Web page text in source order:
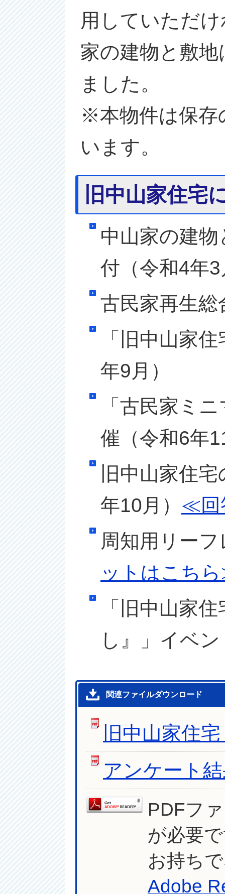
用していただ
家の建物と敷
ました。
※本物件は保存
います。
旧中山家住宅
中山家の建
付（令和4年
古民家再生総
「旧中山家
年9月）
「古民家ミ
催（令和6年
旧中山家住
年10月） ≪回
周知用リー
ットはこち
「旧中山家
し』」イベ
関連ファイルダウンロード
旧中山家住
アンケート
PDFフ
が必要
お持ち
Adobe